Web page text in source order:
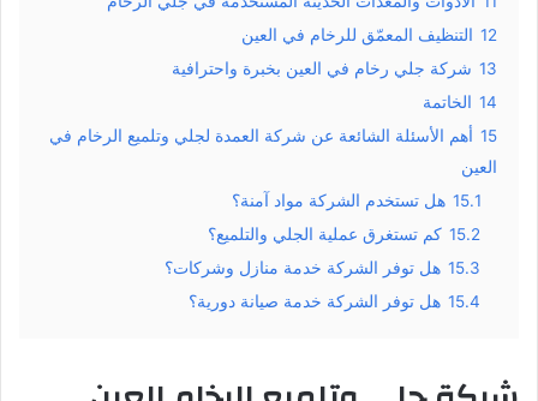
12 التنظيف المعمّق للرخام في العين
13 شركة جلي رخام في العين بخبرة واحترافية
14 الخاتمة
15 أهم الأسئلة الشائعة عن شركة العمدة لجلي وتلميع الرخام في
العين
15.1 هل تستخدم الشركة مواد آمنة؟
15.2 كم تستغرق عملية الجلي والتلميع؟
15.3 هل توفر الشركة خدمة منازل وشركات؟
15.4 هل توفر الشركة خدمة صيانة دورية؟